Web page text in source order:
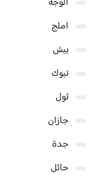
املج
بيش
تبوك
ثول
جازان
جدة
حائل